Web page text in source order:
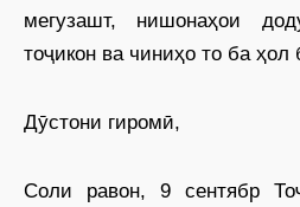
мегузашт, нишонаҳои
тоҷикон ва чиниҳо то ба ҳол
Дӯстони гиромӣ,
Соли равон, 9 сентябр